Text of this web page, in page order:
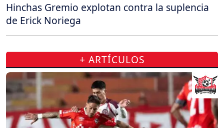
Hinchas Gremio explotan contra la suplencia
de Erick Noriega
+ ARTÍCULOS